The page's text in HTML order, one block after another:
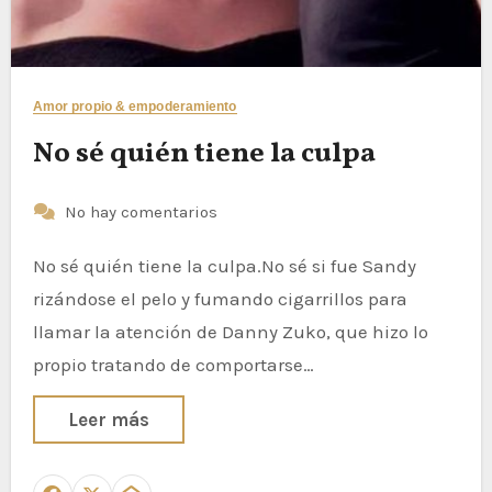
Amor propio & empoderamiento
No sé quién tiene la culpa
No hay comentarios
No sé quién tiene la culpa.No sé si fue Sandy
rizándose el pelo y fumando cigarrillos para
llamar la atención de Danny Zuko, que hizo lo
propio tratando de comportarse…
Leer más